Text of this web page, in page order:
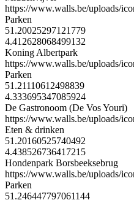
https://www.walls.be/uploads/
Parken
51.20025297121779
4.412628068499132
Koning Albertpark
https://www.walls.be/uploads/
Parken
51.21110612498839
4.333695347085924
De Gastronoom (De Vos Youri)
https://www.walls.be/uploads/
Eten & drinken
51.20160525740492
4.438526736417215
Hondenpark Borsbeeksebrug
https://www.walls.be/uploads/
Parken
51.246447797061144